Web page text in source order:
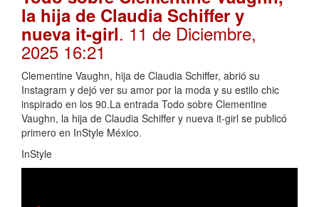
la hija de Claudia Schiffer y
nueva it-girl. 11 de Diciembre,
2025 16:21
Clementine Vaughn, hija de Claudia Schiffer, abrió su
Instagram y dejó ver su amor por la moda y su estilo chic
inspirado en los 90.La entrada Todo sobre Clementine
Vaughn, la hija de Claudia Schiffer y nueva it-girl se publicó
primero en InStyle México.
InStyle